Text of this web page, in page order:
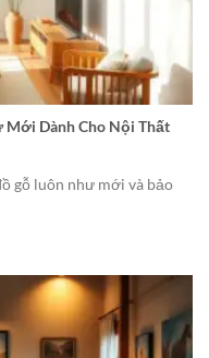
Mới Dành Cho Nội Thất
gỗ luôn như mới và bảo